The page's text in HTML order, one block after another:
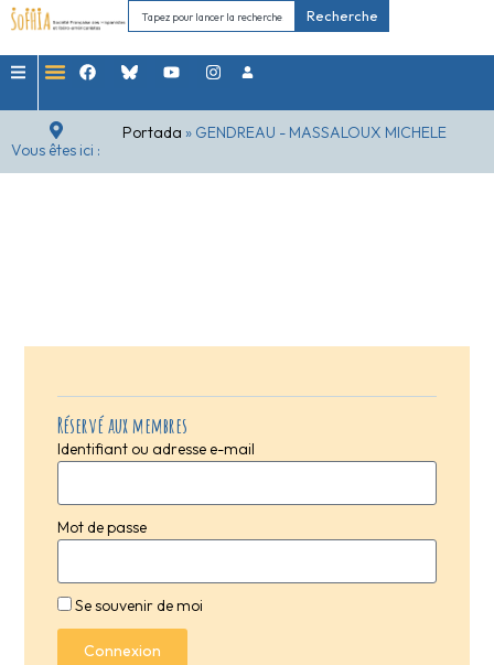
Recherche
Vous êtes ici :
Portada » GENDREAU - MASSALOUX MICHELE
Réservé aux membres
Identifiant ou adresse e-mail
Mot de passe
Se souvenir de moi
Connexion